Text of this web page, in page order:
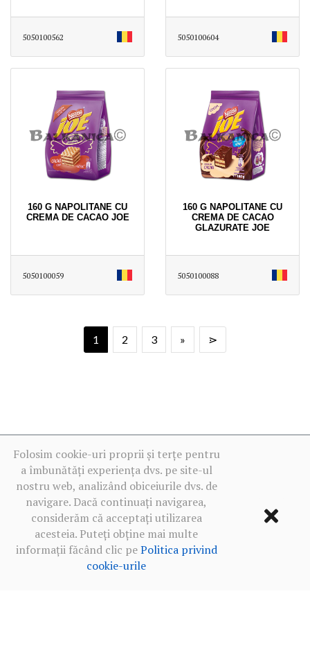
5050100562 5050100604
160 G NAPOLITANE CU
CREMA DE CACAO JOE
5050100059
160 G NAPOLITANE CU
CREMA DE CACAO
GLAZURATE JOE
5050100088
1 2 3 » ⋗
Folosim cookie-uri proprii și terțe pentru
a îmbunătăți experiența dvs. pe site-ul
nostru web, analizând obiceiurile dvs. de
navigare. Dacă continuați navigarea,
considerăm că acceptați utilizarea
acesteia. Puteți obține mai multe
informații făcând clic pePolitica privind
cookie-urile